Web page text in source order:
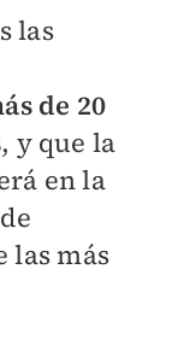
las
de 20
, y que la
en la
las más